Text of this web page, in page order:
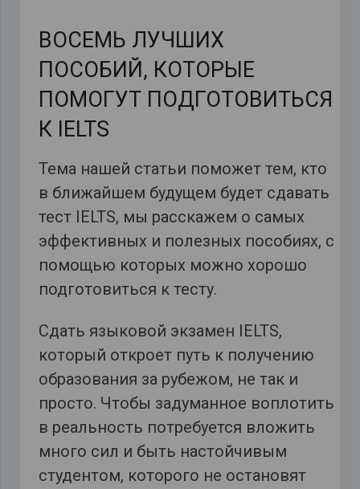
ВОСЕМЬ ЛУЧШИХ
ПОСОБИЙ, КОТОРЫЕ
ПОМОГУТ ПОДГОТОВИТЬСЯ
К IELTS
Тема нашей статьи поможет тем, кто
в ближайшем будущем будет сдавать
тест IELTS, мы расскажем о самых
эффективных и полезных пособиях, с
помощью которых можно хорошо
подготовиться к тесту.
Сдать языковой экзамен IELTS,
который откроет путь к получению
образования за рубежом, не так и
просто. Чтобы задуманное воплотить
в реальность потребуется вложить
много сил и быть настойчивым
студентом, которого не остановят